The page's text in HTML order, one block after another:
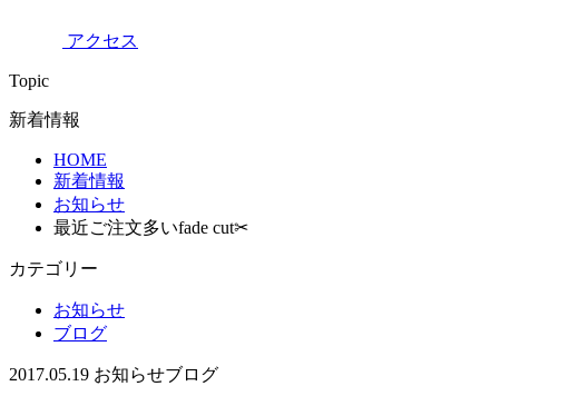
アクセス
Topic
新着情報
HOME
新着情報
お知らせ
最近ご注文多いfade cut✂
カテゴリー
お知らせ
ブログ
2017.05.19 お知らせブログ